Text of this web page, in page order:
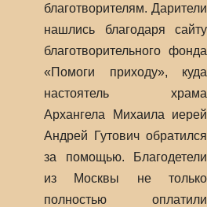
благотворителям. Дарители
нашлись благодаря сайту
благотворительного фонда
«Помоги приходу», куда
настоятель храма
Архангела Михаила иерей
Андрей Гутович обратился
за помощью. Благодетели
из Москвы не только
полностью оплатили